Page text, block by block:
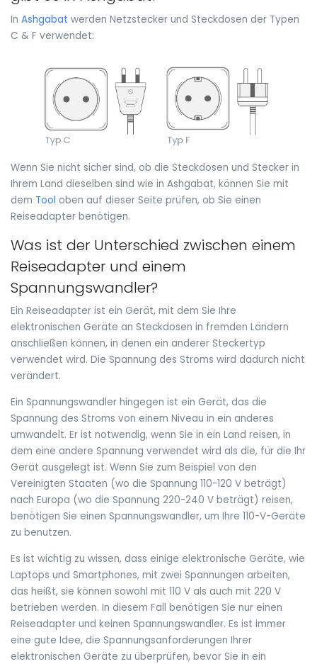
In Ashgabat werden Netzstecker und Steckdosen der Typen
C & F verwendet:
Wenn Sie nicht sicher sind, ob die Steckdosen und Stecker in
Ihrem Land dieselben sind wie in Ashgabat, können Sie mit
dem Tool oben auf dieser Seite prüfen, ob Sie einen
Reiseadapter benötigen.
Was ist der Unterschied zwischen einem
Reiseadapter und einem
Spannungswandler?
Ein Reiseadapter ist ein Gerät, mit dem Sie Ihre
elektronischen Geräte an Steckdosen in fremden Ländern
anschließen können, in denen ein anderer Steckertyp
verwendet wird. Die Spannung des Stroms wird dadurch nicht
verändert.
Ein Spannungswandler hingegen ist ein Gerät, das die
Spannung des Stroms von einem Niveau in ein anderes
umwandelt. Er ist notwendig, wenn Sie in ein Land reisen, in
dem eine andere Spannung verwendet wird als die, für die Ihr
Gerät ausgelegt ist. Wenn Sie zum Beispiel von den
Vereinigten Staaten (wo die Spannung 110-120 V beträgt)
nach Europa (wo die Spannung 220-240 V beträgt) reisen,
benötigen Sie einen Spannungswandler, um Ihre 110-V-Geräte
zu benutzen.
Es ist wichtig zu wissen, dass einige elektronische Geräte, wie
Laptops und Smartphones, mit zwei Spannungen arbeiten,
das heißt, sie können sowohl mit 110 V als auch mit 220 V
betrieben werden. In diesem Fall benötigen Sie nur einen
Reiseadapter und keinen Spannungswandler. Es ist immer
eine gute Idee, die Spannungsanforderungen Ihrer
elektronischen Geräte zu überprüfen, bevor Sie in ein